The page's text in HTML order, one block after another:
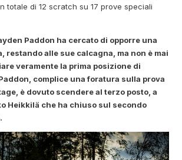
totale di 12 scratch su 17 prove speciali
Paddon ha cercato di opporre una
restando alle sue calcagna, ma non è mai
veramente la prima posizione di
complice una foratura sulla prova
è dovuto scendere al terzo posto, a
Heikkilä che ha chiuso sul secondo